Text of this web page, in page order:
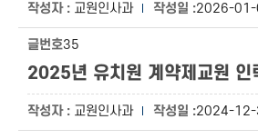
교원인사과 2026-
35
2025년 유치원 계약제교원 인
교원인사과 2024-